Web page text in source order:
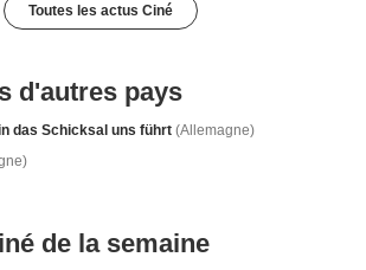
Toutes les actus Ciné
d'autres pays
das Schicksal uns führt (Allemagne)
de la semaine